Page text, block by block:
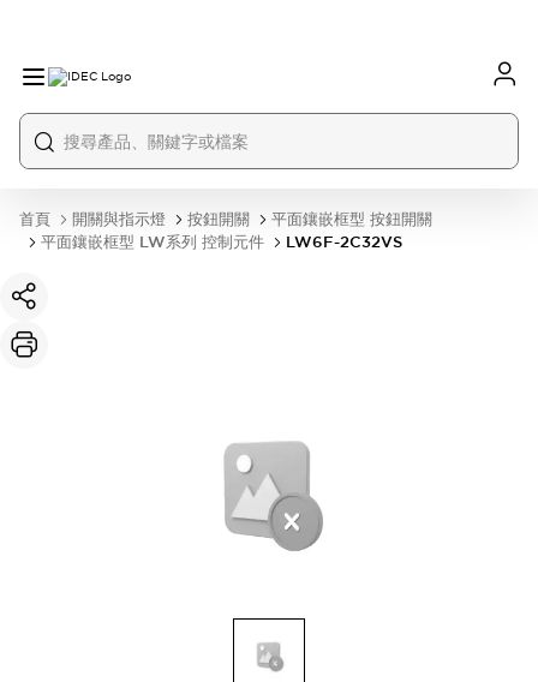
首頁 開關與指示燈 按鈕開關
平面鑲嵌框型 按鈕開關
平面鑲嵌框型 LW系列 控制元件
LW6F-2C32VS